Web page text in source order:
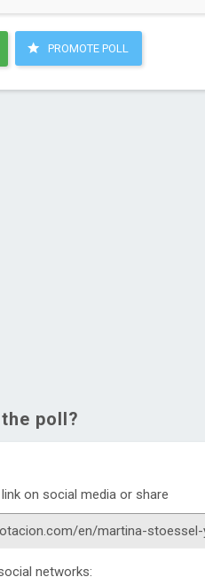
PROMOTE POLL
poll?
on social media or share
networks: